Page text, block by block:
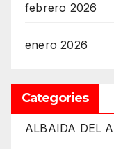
febrero 2026
enero 2026
Categories
ALBAIDA DEL